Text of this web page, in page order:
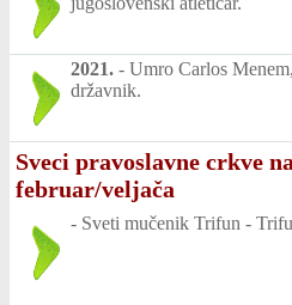
2021. - Umro Carlos
državnik.
Sveci pravoslavne crkve
februar/veljača
- Sveti mučenik Trifun -